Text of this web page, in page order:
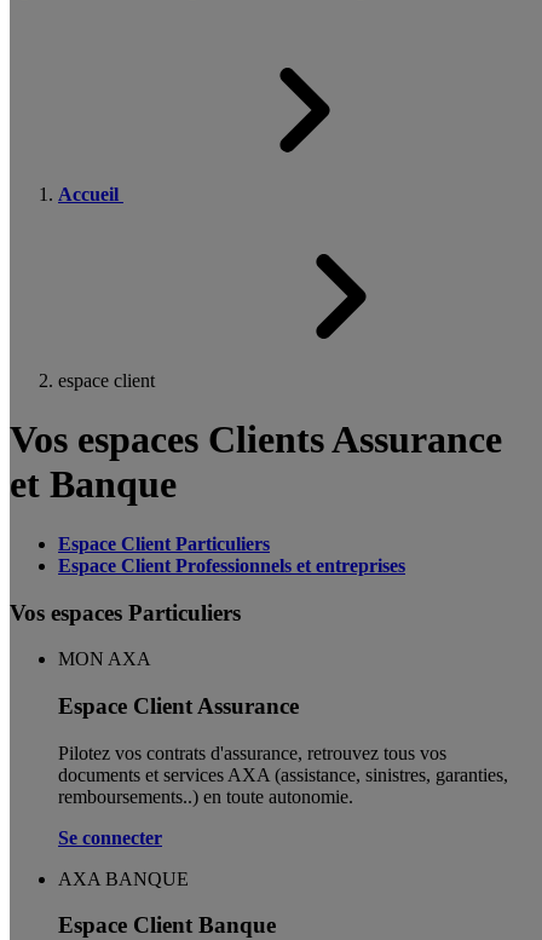
Accueil
espace client
Vos espaces Clients Assurance
et Banque
Espace Client Particuliers
Espace Client Professionnels et entreprises
Vos espaces Particuliers
MON AXA
Espace Client Assurance
Pilotez vos contrats d'assurance, retrouvez tous vos
documents et services AXA (assistance, sinistres, garanties,
remboursements..) en toute autonomie. ​
Se connecter
AXA BANQUE
Espace Client Banque